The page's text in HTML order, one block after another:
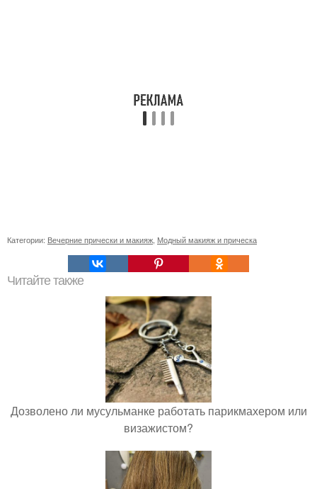
Категории: Вечерние прически и макияж Модный макияж и прическа
Читайте также
Дозволено ли мусульманке работать парикмахером или
визажистом?